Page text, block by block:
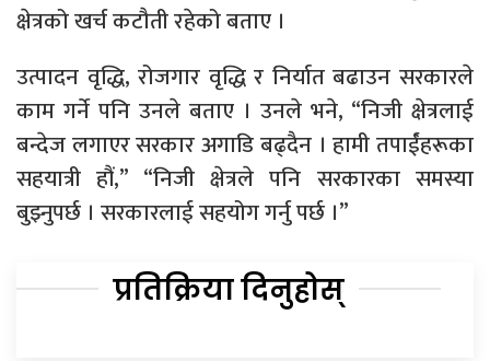
क्षेत्रको खर्च कटौती रहेको बताए ।
उत्पादन वृद्धि, रोजगार वृद्धि र निर्यात बढाउन सरकारले
काम गर्ने पनि उनले बताए । उनले भने, “निजी क्षेत्रलाई
बन्देज लगाएर सरकार अगाडि बढ्दैन । हामी तपाईंंहरूका
सहयात्री हौं,” “निजी क्षेत्रले पनि सरकारका समस्या
बुझ्नुपर्छ । सरकारलाई सहयोग गर्नु पर्छ ।”
प्रतिक्रिया दिनुहोस्